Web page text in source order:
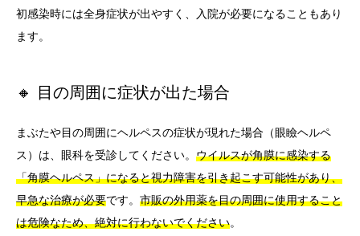
初感染時には全身症状が出やすく、入院が必要になることもあり
ます。
🔸 目の周囲に症状が出た場合
まぶたや目の周囲にヘルペスの症状が現れた場合（眼瞼ヘルペ
ス）は、眼科を受診してください。 ウイルスが角膜に感染する
「角膜ヘルペス」になると視力障害を引き起こす可能性があり、
早急な治療が必要です。 市販の外用薬を目の周囲に使用すること
は危険なため、絶対に行わないでください。